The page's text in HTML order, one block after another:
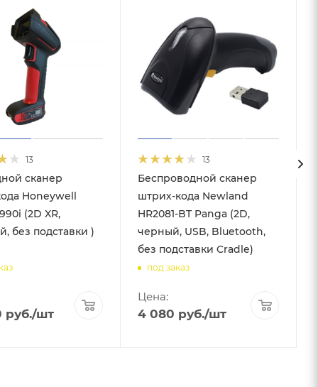
13
сканер
Honeywell
(2D XR,
без подставки )
руб./шт
13
Беспроводной сканер
штрих-кода Newland
HR2081-BT Panga (2D,
черный, USB, Bluetooth,
без подставки Cradle)
под заказ
Цена:
4 080 руб./шт